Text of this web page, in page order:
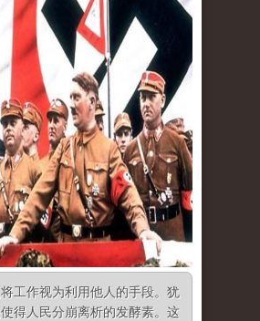
工作视为利用他人的手段。犹
得人民分崩离析的发酵素。这